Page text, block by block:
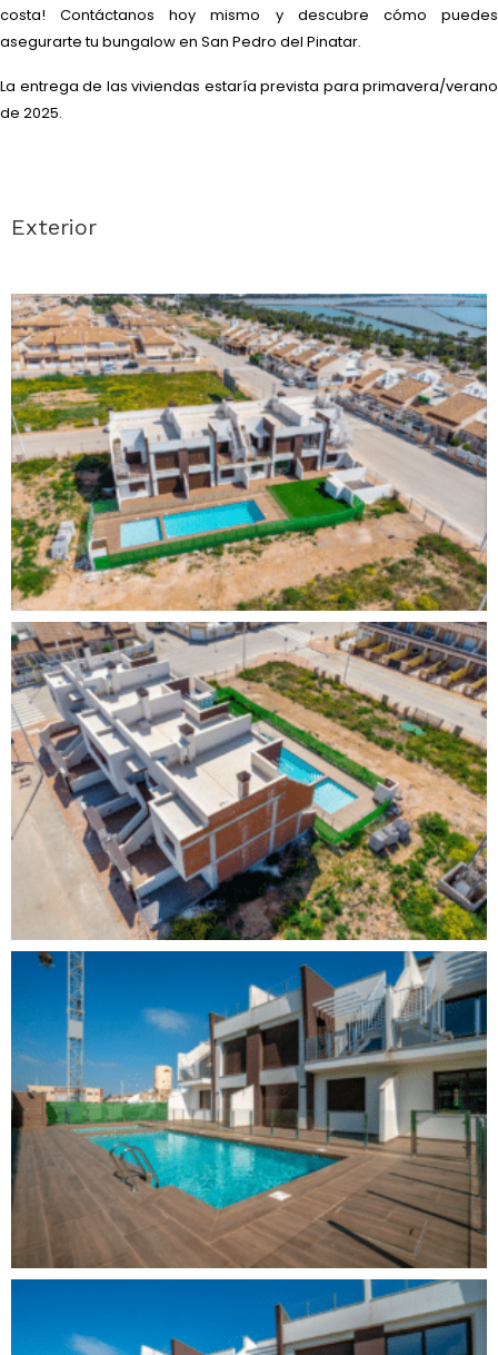
costa! Contáctanos hoy mismo y descubre cómo puedes
asegurarte tu bungalow en San Pedro del Pinatar.
La entrega de las viviendas estaría prevista para primavera/verano
de 2025.
Exterior